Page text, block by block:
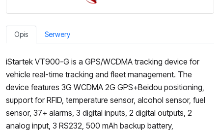
Opis Serwery
iStartek VT900-G is a GPS/WCDMA tracking device for
vehicle real-time tracking and fleet management. The
device features 3G WCDMA 2G GPS+Beidou positioning,
support for RFID, temperature sensor, alcohol sensor, fuel
sensor, 37+ alarms, 3 digital inputs, 2 digital outputs, 2
analog input, 3 RS232, 500 mAh backup battery,